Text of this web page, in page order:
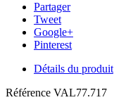
Partager
Tweet
Google+
Pinterest
Détails du produit
Référence VAL77.717